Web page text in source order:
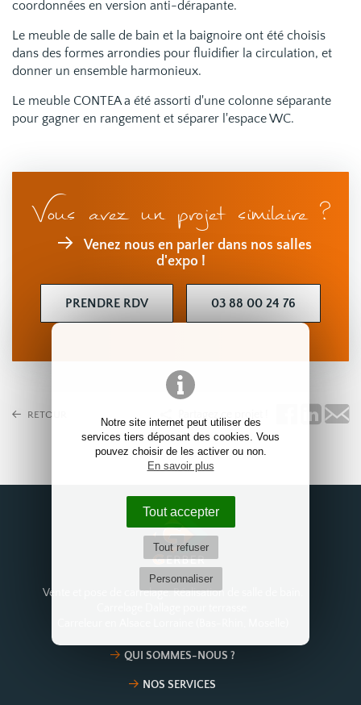
Notre site internet peut utiliser des
services tiers déposant des cookies. Vous
pouvez choisir de les activer ou non.
En savoir plus
Tout accepter
Tout refuser
Personnaliser
coordonnées en version anti-dérapante.
Le meuble de salle de bain et la baignoire ont été choisis
dans des formes arrondies pour fluidifier la circulation, et
donner un ensemble harmonieux.
Le meuble CONTEA a été assorti d'une colonne séparante
pour gagner en rangement et séparer l'espace WC.
Vous avez un projet similaire ?
Venez nous en parler dans nos salles
d'expo !
PRENDRE RDV 03 88 00 24 76
RETOUR Partagez ce projet !
Vente et pose de carrelage. Réalisation de salle de bain.
QUI SOMMES-NOUS ?
NOS SERVICES